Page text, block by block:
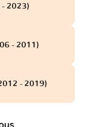
- 2023)
- 2011)
- 2019)